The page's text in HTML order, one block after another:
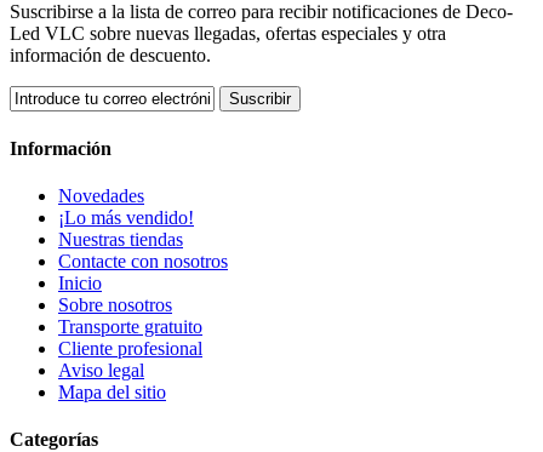
Suscribirse a la lista de correo para recibir notificaciones de Deco-
Led VLC sobre nuevas llegadas, ofertas especiales y otra
información de descuento.
Suscribir
Información
Novedades
¡Lo más vendido!
Nuestras tiendas
Contacte con nosotros
Inicio
Sobre nosotros
Transporte gratuito
Cliente profesional
Aviso legal
Mapa del sitio
Categorías